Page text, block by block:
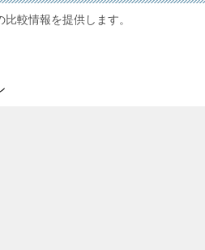
較情報を提供します。